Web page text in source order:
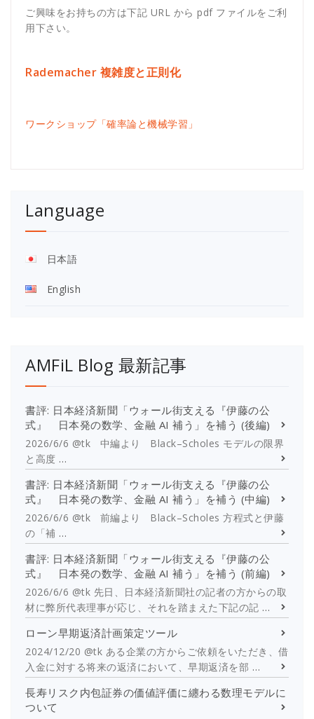
ご興味をお持ちの方は下記 URL から pdf ファイルをご利
用下さい。
Rademacher 複雑度と正則化
ワークショップ「確率論と機械学習」
Language
English
日本語
AMFiL Blog 最新記事
書評: 日本経済新聞「ウォール街支える『伊藤の公
式』 日本発の数学、金融 AI 補う」を補う (後編)
2026/6/6 @tk 中編より Black–Scholes モデルの限界
と高度 …
書評: 日本経済新聞「ウォール街支える『伊藤の公
式』 日本発の数学、金融 AI 補う」を補う (中編)
2026/6/6 @tk 前編より Black–Scholes 方程式と伊藤
の「補 …
書評: 日本経済新聞「ウォール街支える『伊藤の公
式』 日本発の数学、金融 AI 補う」を補う (前編)
2026/6/6 @tk 先日、日本経済新聞社の記者の方からの取
材に弊所代表理事が応じ、それを踏まえた下記の記 …
ローン早期返済計画策定ツール
2024/12/20 @tk ある企業の方からご依頼をいただき、借
入金に対する将来の返済において、早期返済を部 …
長寿リスク内包証券の価値評価に纏わる数理モデルに
ついて